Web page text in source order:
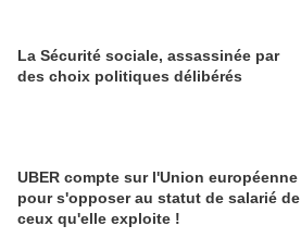
La Sécurité sociale, assassinée par
des choix politiques délibérés
UBER compte sur l'Union européenne
pour s'opposer au statut de salarié de
ceux qu'elle exploite !